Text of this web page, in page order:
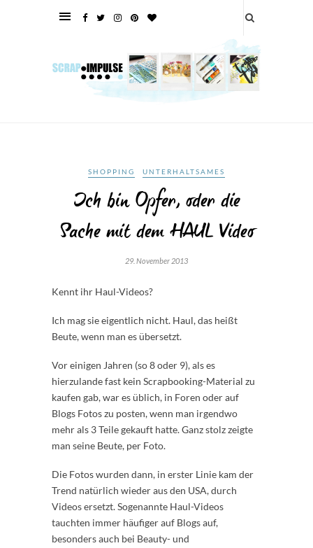
SHOPPING UNTERHALTSAMES
Ich bin Opfer, oder die
Sache mit dem HAUL Video
29. November 2013
Kennt ihr Haul-Videos?
Ich mag sie eigentlich nicht. Haul, das heißt
Beute, wenn man es übersetzt.
Vor einigen Jahren (so 8 oder 9), als es
hierzulande fast kein Scrapbooking-Material zu
kaufen gab, war es üblich, in Foren oder auf
Blogs Fotos zu posten, wenn man irgendwo
mehr als 3 Teile gekauft hatte. Ganz stolz zeigte
man seine Beute, per Foto.
Die Fotos wurden dann, in erster Linie kam der
Trend natürlich wieder aus den USA, durch
Videos ersetzt. Sogenannte Haul-Videos
tauchten immer häufiger auf Blogs auf,
besonders auch bei Beauty- und